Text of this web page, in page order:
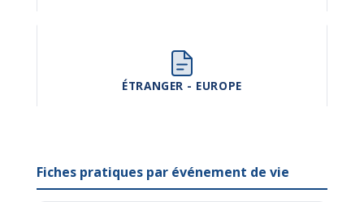
ÉTRANGER - EUROPE
Fiches pratiques par événement de vie